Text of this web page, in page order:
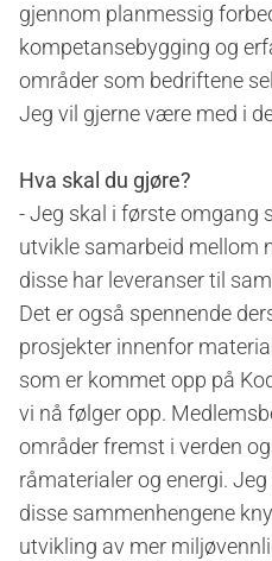
gjennom planmessig
kompetansebygging og
områder som bedriftene
Jeg vil gjerne være med i
Hva skal du gjøre?
- Jeg skal i første omgang
utvikle samarbeid mellom
disse har leveranser til
Det er også spennende
prosjekter innenfor
som er kommet opp på
vi nå følger opp.
områder fremst i verden
råmaterialer og energi.
disse sammenhengene
utvikling av mer